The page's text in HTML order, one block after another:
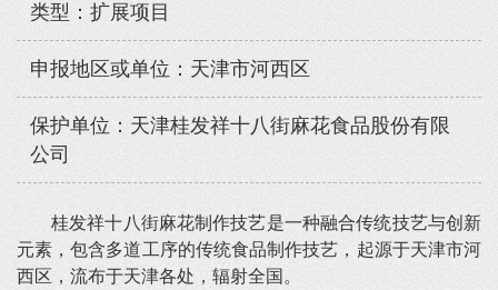
类型：扩展项目
申报地区或单位：天津市河西区
保护单位：天津桂发祥十八街麻花食品股份有限
公司
桂发祥十八街麻花制作技艺是一种融合传统技艺与创新
元素，包含多道工序的传统食品制作技艺，起源于天津市河
西区，流布于天津各处，辐射全国。